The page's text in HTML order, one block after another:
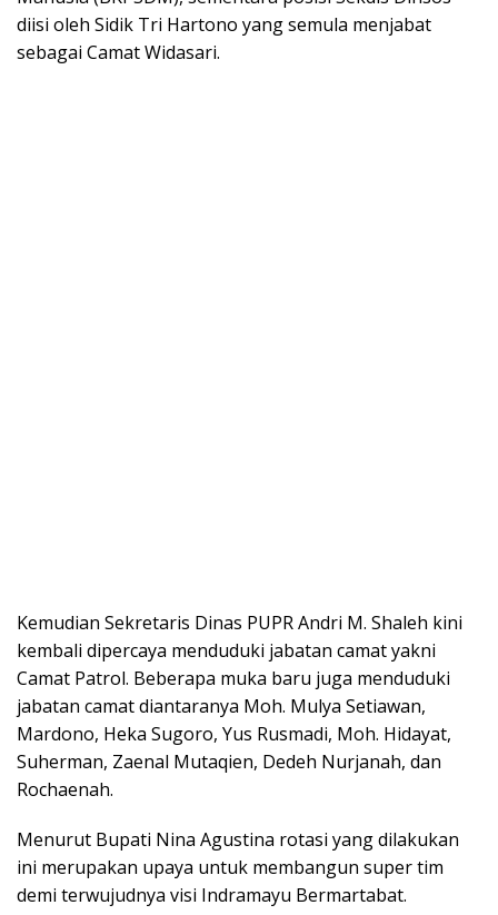
diisi oleh Sidik Tri Hartono yang semula menjabat
sebagai Camat Widasari.
Kemudian Sekretaris Dinas PUPR Andri M. Shaleh kini
kembali dipercaya menduduki jabatan camat yakni
Camat Patrol. Beberapa muka baru juga menduduki
jabatan camat diantaranya Moh. Mulya Setiawan,
Mardono, Heka Sugoro, Yus Rusmadi, Moh. Hidayat,
Suherman, Zaenal Mutaqien, Dedeh Nurjanah, dan
Rochaenah.
Menurut Bupati Nina Agustina rotasi yang dilakukan
ini merupakan upaya untuk membangun super tim
demi terwujudnya visi Indramayu Bermartabat.